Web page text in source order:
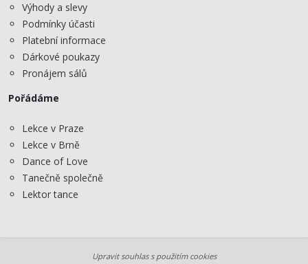
Výhody a slevy
Podmínky účasti
Platební informace
Dárkové poukazy
Pronájem sálů
Pořádáme
Lekce v Praze
Lekce v Brně
Dance of Love
Tanečně společně
Lektor tance
Upravit souhlas s použitím cookies